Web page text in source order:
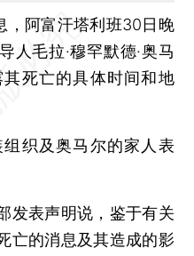
阿富汗塔利班30日晚
人毛拉·穆罕默德·奥马
死亡的具体时间和地
织及奥马尔的家人表
表声明说，鉴于有关
亡的消息及其造成的影